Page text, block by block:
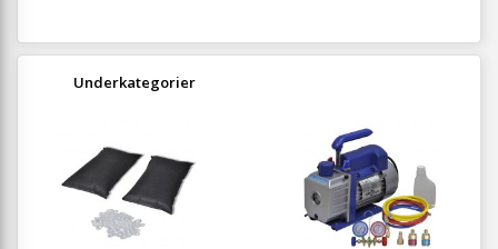
Underkategorier